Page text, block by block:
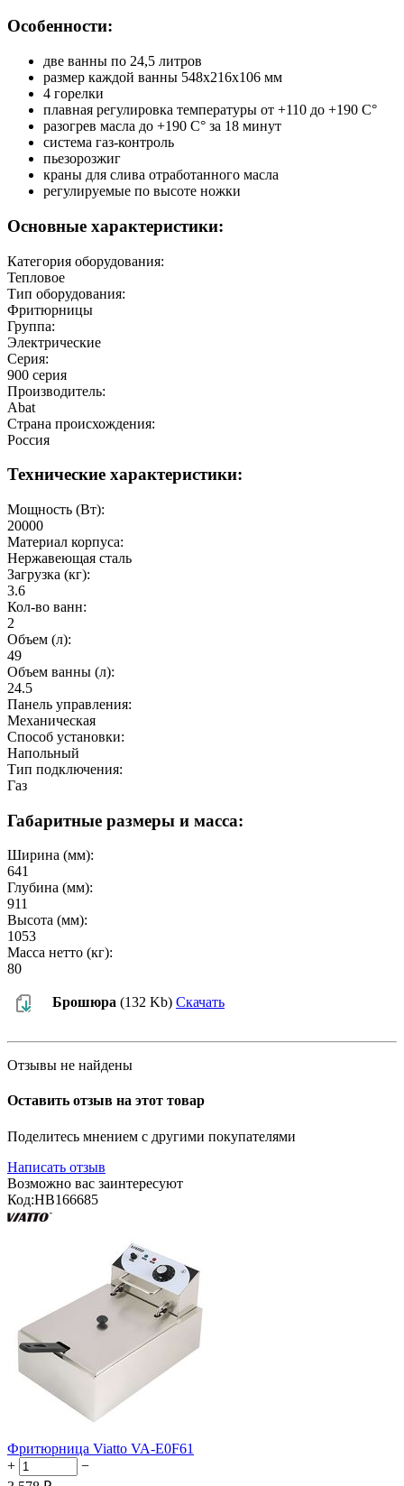
Особенности:
две ванны по 24,5 литров
размер каждой ванны 548х216х106 мм
4 горелки
плавная регулировка температуры от +110 до +190 С°
разогрев масла до +190 С° за 18 минут
система газ-контроль
пьезорозжиг
краны для слива отработанного масла
регулируемые по высоте ножки
Основные характеристики:
Категория оборудования:
Тепловое
Тип оборудования:
Фритюрницы
Группа:
Электрические
Серия:
900 серия
Производитель:
Abat
Страна происхождения:
Россия
Технические характеристики:
Мощность (Вт):
20000
Материал корпуса:
Нержавеющая сталь
Загрузка (кг):
3.6
Кол-во ванн:
2
Объем (л):
49
Объем ванны (л):
24.5
Панель управления:
Механическая
Способ установки:
Напольный
Тип подключения:
Газ
Габаритные размеры и масса:
Ширина (мм):
641
Глубина (мм):
911
Высота (мм):
1053
Масса нетто (кг):
80
Брошюра (132 Kb) Скачать
Отзывы не найдены
Оставить отзыв на этот товар
Поделитесь мнением с другими покупателями
Написать отзыв
Возможно вас заинтересуют
Код:HB166685
Фритюрница Viatto VA-E0F61
+
−